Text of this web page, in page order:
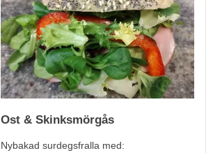
Ost & Skinksmörgås
Nybakad surdegsfralla med: